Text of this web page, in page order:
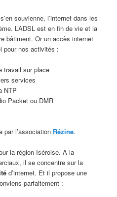
souvienne, l’internet dans les
L’ADSL est en fin de vie et la
bâtiment. Or un accès internet
pour nos activités :
travail sur place
services
NTP
Packet ou DMR
par l’association Rézine.
la région Iséroise. A la
il se concentre sur la
d’internet. Et il propose une
parfaitement :